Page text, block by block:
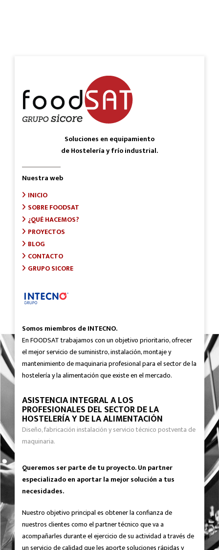
Soluciones en equipamiento
de Hostelería y frío industrial.
Nuestra web
INICIO
SOBRE FOODSAT
¿QUÉ HACEMOS?
PROYECTOS
BLOG
CONTACTO
GRUPO SICORE
Somos miembros de INTECNO.
En FOODSAT trabajamos con un objetivo prioritario, ofrecer
el mejor servicio de suministro, instalación, montaje y
mantenimiento de maquinaria profesional para el sector de la
hostelería y la alimentación que existe en el mercado.
ASISTENCIA INTEGRAL A LOS
PROFESIONALES DEL SECTOR DE LA
HOSTELERÍA Y DE LA ALIMENTACIÓN
Diseño, fabricación instalación y servicio técnico postventa de
maquinaria.
Queremos ser parte de tu proyecto. Un partner
especializado en aportar la mejor solución a tus
necesidades.
Nuestro objetivo principal es obtener la confianza de
nuestros clientes como el partner técnico que va a
acompañarles durante el ejercicio de su actividad a través de